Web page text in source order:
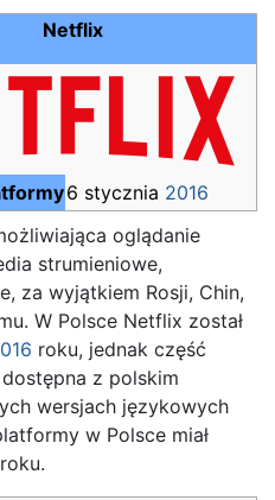
Netflix
6 stycznia 2016
oglądanie
strumieniowe,
za wyjątkiem Rosji, Chin,
W Polsce Netflix został
roku, jednak część
z polskim
wersjach językowych
w Polsce miał
roku.